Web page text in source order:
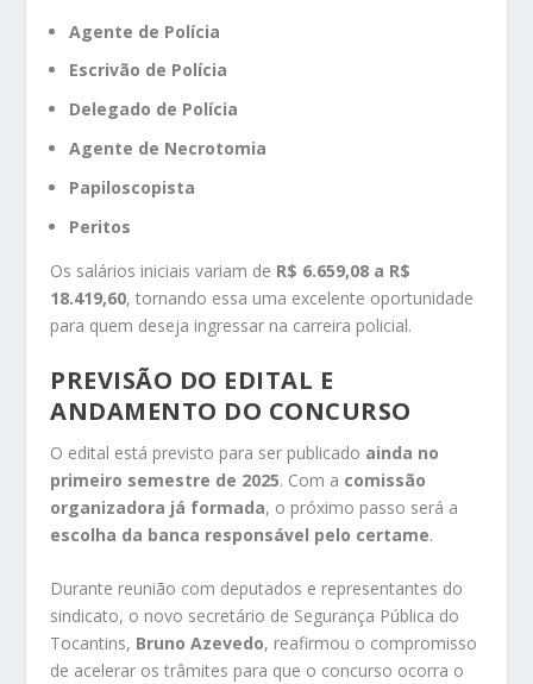
Agente de Polícia
Escrivão de Polícia
Delegado de Polícia
Agente de Necrotomia
Papiloscopista
Peritos
Os salários iniciais variam de R$ 6.659,08 a R$
18.419,60, tornando essa uma excelente oportunidade
para quem deseja ingressar na carreira policial.
PREVISÃO DO EDITAL E
ANDAMENTO DO CONCURSO
O edital está previsto para ser publicado ainda no
primeiro semestre de 2025. Com a comissão
organizadora já formada, o próximo passo será a
escolha da banca responsável pelo certame.
Durante reunião com deputados e representantes do
sindicato, o novo secretário de Segurança Pública do
Tocantins, Bruno Azevedo, reafirmou o compromisso
de acelerar os trâmites para que o concurso ocorra o